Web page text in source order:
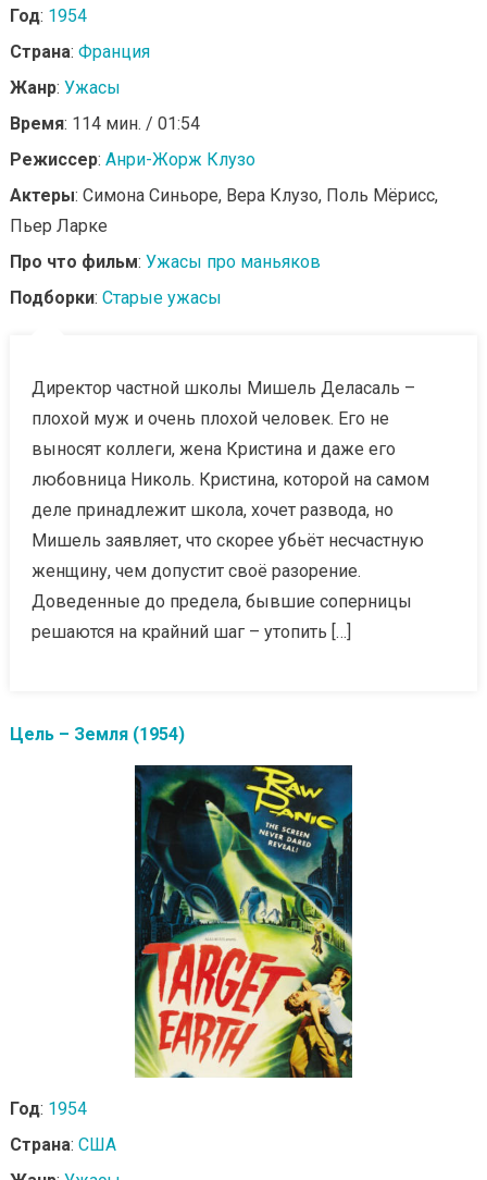
Год: 1954
Страна: Франция
Жанр: Ужасы
Время: 114 мин. / 01:54
Режиссер: Анри-Жорж Клузо
Актеры: Симона Синьоре, Вера Клузо, Поль Мёрисс,
Пьер Ларке
Про что фильм: Ужасы про маньяков
Подборки: Старые ужасы
Директор частной школы Мишель Деласаль –
плохой муж и очень плохой человек. Его не
выносят коллеги, жена Кристина и даже его
любовница Николь. Кристина, которой на самом
деле принадлежит школа, хочет развода, но
Мишель заявляет, что скорее убьёт несчастную
женщину, чем допустит своё разорение.
Доведенные до предела, бывшие соперницы
решаются на крайний шаг – утопить […]
Цель – Земля (1954)
Год: 1954
Страна: США